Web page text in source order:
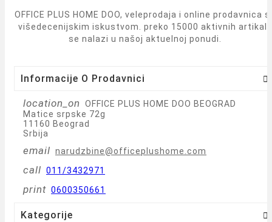
OFFICE PLUS HOME DOO, veleprodaja i online prodavnica
višedecenijskim iskustvom. preko 15000 aktivnih artikala
se nalazi u našoj aktuelnoj ponudi.
Informacije O Prodavnici 
location_on
OFFICE PLUS HOME DOO BEOGRAD
Matice srpske 72g
11160 Beograd
Srbija
email narudzbine@officeplushome.com
call 011/3432971
print 0600350661
Kategorije 